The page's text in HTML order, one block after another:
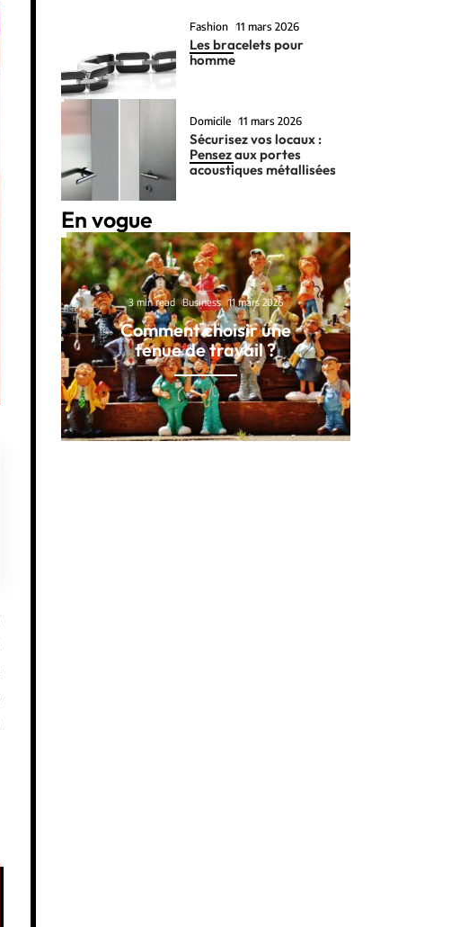
Fashion 11 mars 2026
Les bracelets pour
homme
Domicile 11 mars 2026
Sécurisez vos locaux :
Pensez aux portes
acoustiques métallisées
En vogue
3 min read Business 11 mars 2026
Comment choisir une
tenue de travail ?